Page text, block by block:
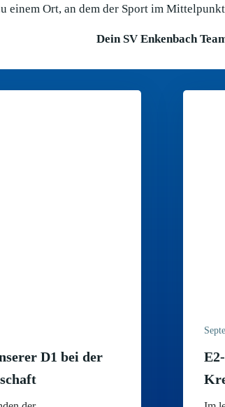
einem Ort, an dem der Sport im
Dein SV Enkenbach
D1 bei der